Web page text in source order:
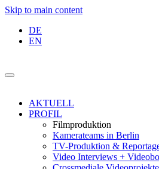
Skip to main content
DE
EN
AKTUELL
PROFIL
Filmproduktion
Kamerateams in Berlin
TV-Produktion &
Video Interviews +